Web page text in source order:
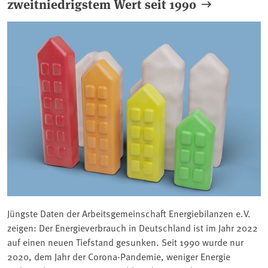
Jüngste Daten der Arbeitsgemeinschaft Energiebilanzen e.V.
zeigen: Der Energieverbrauch in Deutschland ist im Jahr 2022
auf einen neuen Tiefstand gesunken. Seit 1990 wurde nur
2020, dem Jahr der Corona-Pandemie, weniger Energie